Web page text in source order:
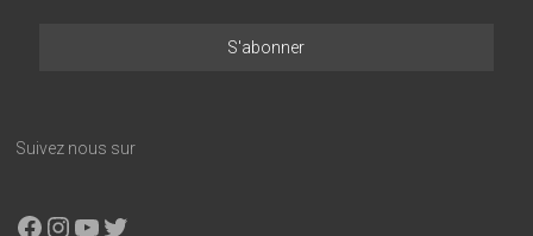
Suivez nous sur
Facebook
Instagram
YouTube
X